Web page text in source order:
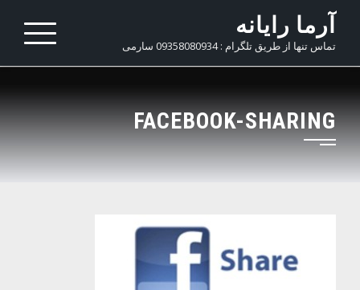
Skip
content
آرما رایانه
تماس تنها از طریق تلگرام : 09358080934 سارمی
FACEBOOK-SHARING